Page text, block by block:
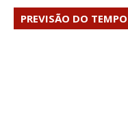
PREVISÃO DO TEMPO